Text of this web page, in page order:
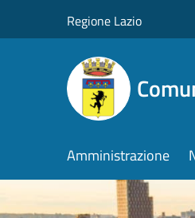
Regione Lazio
Amministrazione